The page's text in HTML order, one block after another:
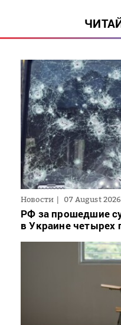
Новости 07 August 2026
РФ за прошедшие
в Украине четырех